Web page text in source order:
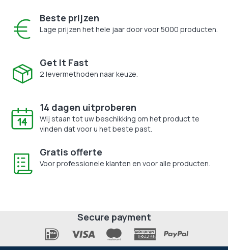
Beste prijzen
Lage prijzen het hele jaar door voor 5000 producten.
Get It Fast
2 levermethoden naar keuze.
14 dagen uitproberen
Wij staan tot uw beschikking om het product te
vinden dat voor u het beste past.
Gratis offerte
Voor professionele klanten en voor alle producten.
Secure payment